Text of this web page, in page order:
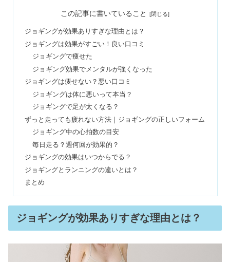
や好転反応はだるい？
ベースブレッドで太るは嘘？これだけ
で生活するダイエットは痩せた？
豆乳を3年半飲み続けた結果！毎日飲
むとどうなる？危険なの？
アルビオンを使い続けると？乳液だけ
使ってる人&やめた理由の口コミ
ヒューゴボスの年齢層は？大谷翔平や
ホワイトハウスコックスはダサい？愛
用芸能人や年齢層の評判
この記事に書いていること
ジョギングが効果ありすぎな理由とは？
ジョギングは効果がすごい！良い口コミ
ジョギングで痩せた
ジョギング効果でメンタルが強くなった
ジョギングは痩せない？悪い口コミ
ジョギングは体に悪いって本当？
ジョギングで足が太くなる？
ずっと走っても疲れない方法｜ジョギングの正しいフォーム
ジョギング中の心拍数の目安
毎日走る？週何回が効果的？
ジョギングの効果はいつからでる？
ジョギングとランニングの違いとは？
まとめ
ジョギングが効果ありすぎな理由とは？